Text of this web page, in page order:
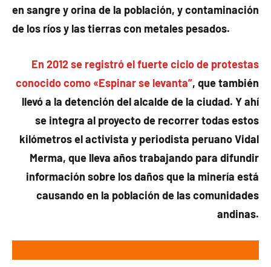
en sangre y orina de la población, y contaminación
de los ríos y las tierras con metales pesados.
En 2012 se registró el fuerte ciclo de protestas
conocido como «Espinar se levanta”, que también
llevó a la detención del alcalde de la ciudad. Y ahí
se integra al proyecto de recorrer todas estos
kilómetros el activista y periodista peruano Vidal
Merma, que lleva años trabajando para difundir
información sobre los daños que la minería está
causando en la población de las comunidades
andinas.